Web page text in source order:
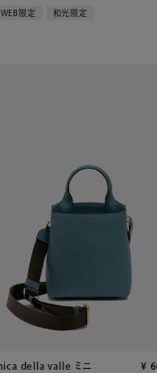
WEB限定 和光限定
della valle ミニ
¥